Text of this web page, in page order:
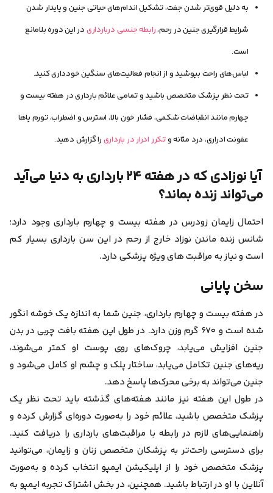
به دلیل قوی‌تر شدن جفت، تشکیل اندام‌های حیاتی جنین و پایدار شدن
شرایط قرارگیری جنین در رحم،رابطه جنسی دربارداری در این دوره بلامانع
است.
لباس‌های راحت بپوشید و از انجام فعالیت‌های سنگین خودداری کنید.
تحت نظر پزشک متخصص باشید و تمامی علائم بارداری در هفته بیست و
چهارم مانند انقباضات شکمی، فشار خون بالا، استرس و اضطراب، تورم پاها
عفونت ادراری، درد مثانه وتکرر ادرار در بارداری را گزارش دهید.
آیا نوزادی که در هفته ۲۴ بارداری به دنیا می‌آید
می‌تواند زنده بماند؟
احتمال زایمان زودرس در هفته بیست و چهارم بارداری وجود دارد؛
شانس زنده ماندن نوزاد خارج از رحم در این سن بارداری بسیار کم
است و نیاز به مراقبت های ویژه پزشکی دارد.
سخن پایانی
در هفته بیست و چهارم بارداری، جنین شما به اندازه یک خوشه انگور
شده است و ۶۷۰ گرم وزن دارد. در طول این هفته بافت چربی در بدن
جنین افزایش می‌یابد، چروک‌های روی پوست او کمتر می‌‌شوند،
ریه‌های جنین تکامل می‌یابد، ساختار پلک و چشم او کامل می‌شود و
جنین می‌تواند به برخی محرک‌ها پاسخ دهد.
در طول این هفته نیز مانند هفته‌های گذشته باید تحت نظر یک
پزشک متخصص باشید، علائم خود را به‌صورت دوره‌ای گزارش کرده و
راهنمایی‌های لازم در رابطه با مراقبت‌های بارداری را دریافت کنید.
برای دسترسی راحت‌تر به پزشکان متخصص زنان و زایمان، می‌توانید
پزشک متخصص خود را از اپلیکیشن ایمپو انتخاب کرده و به‌صورت
آنلاین با او در ارتباط باشید. همچنین، در بخش اشتراک تجربه ایمپو به